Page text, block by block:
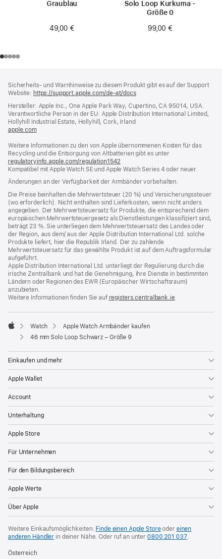
Graublau
49,00 €
Solo Loop Kurkuma -
Größe 0
99,00 €
Sicherheits- und Warnhinweise zu diesem Produkt gibt es auf der Support
Website: https://support.apple.com/de-at/docs(öffnet
neues
Fenster)
Hersteller: Apple Inc., One Apple Park Way, Cupertino, CA 95014, USA.
Verantwortliche Person in der EU: Apple Distribution International Limited,
Hollyhill Industrial Estate, Hollyhill, Cork, Irland
apple.com(öffnet
neues
Fenster)
Weitere Informationen zu den von Apple übernommenen Kosten für das
Recycling und die Entsorgung von Altbatterien gibt es unter
regulatoryinfo.apple.com/regulation1542
ein
neues
Fenster)
Kompatibel mit Apple Watch SE und Apple Watch Series 4 oder neuer.
Änderungen an der Verfügbarkeit der Armbänder vorbehalten.
Die Preise beinhalten die Mehrwertsteuer (20 %) und Versicherungssteuer
(wo erforderlich). Nicht enthalten sind Lieferkosten, wenn nicht anders
angegeben. Der Mehrwertsteuersatz für Produkte, die entsprechend dem
europäischen Mehrwertsteuergesetz als Dienstleistungen klassifiziert sind,
beträgt 23 %. Sie unterliegen dem Mehrwertsteuersatz des Landes oder
der Region, aus dem/ aus der Apple Distribution International Ltd. solche
Produkte liefert, hier die Republik Irland. Der zu zahlende
Mehrwertsteuersatz für das gewählte Produkt ist auf dem Auftragsformular
aufgeführt.
Apple Distribution International Ltd. unterliegt der Regulierung durch die
irische Zentralbank und hat die Genehmigung, ihre Dienste in bestimmten
Ländern oder Regionen des EWR (Europäischer Wirtschaftsraum)
anzubieten.
Weitere Informationen finden Sie auf registers.centralbank.ie(Öffnet
neues
.
Apple
Watch
Apple Watch Armbänder kaufen
46 mm Solo Loop Schwarz – Größe 9
Einkaufen und mehr
Apple Wallet
Account
Unterhaltung
Apple Store
Für Unternehmen
Für den Bildungsbereich
Apple Werte
Über Apple
Weitere Einkaufsmöglichkeiten: Finde einen Apple Storeoder einen
anderen Händler in deiner Nähe. Oder ruf an unter0800 201 037.
Österreich